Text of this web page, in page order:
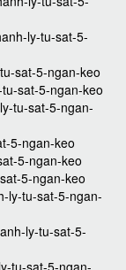
ly-tu-sat-5-
sat-5-ngan-keo
sat-5-ngan-keo
tu-sat-5-ngan-
5-ngan-keo
5-ngan-keo
5-ngan-keo
ly-tu-sat-5-ngan-
ly-tu-sat-5-
tu-sat-5-ngan-